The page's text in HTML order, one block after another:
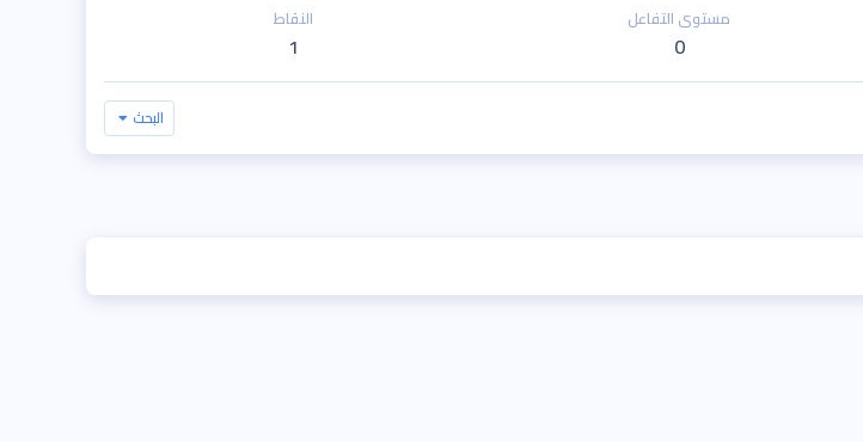
مستوى التفاعل
0
النقاط
1
البحث